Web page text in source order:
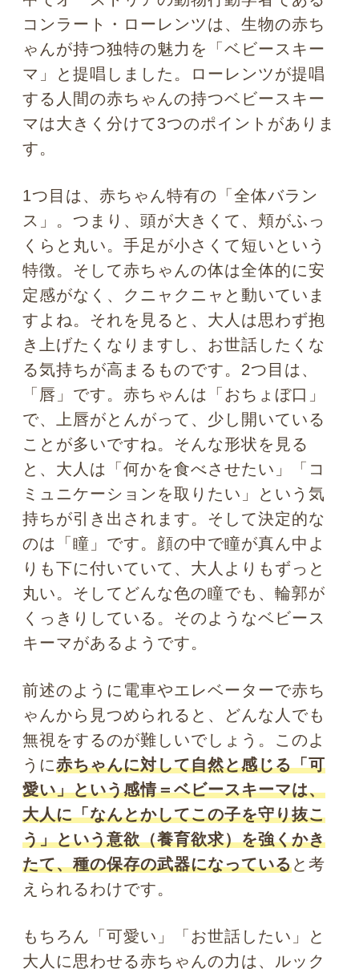
持ちが引き出されます。そして決定的な
のは「瞳」です。顔の中で瞳が真ん中よ
りも下に付いていて、大人よりもずっと
丸い。そしてどんな色の瞳でも、輪郭が
くっきりしている。そのようなベビース
キーマがあるようです。
前述のように電車やエレベーターで赤ち
無視をするのが難しいでしょう。このよ
赤ちゃんに対して自然と感じる「可
愛い」という感情＝ベビースキーマは、
大人に「なんとかしてこの子を守り抜こ
う」という意欲（養育欲求）を強くかき
たて、種の保存の武器になっている と考
えられるわけです。
もちろん「可愛い」「お世話したい」と
大人に思わせる赤ちゃんの力は、ルック
スにのみによるものではありません。赤
ちゃんは非常に社交的です。よく泣き、
急に笑います。また手足をバタバタした
り、力強く動いたりするなど、大人に対
して「ねえ、こっちを向いて！」という
シグナルを絶えず送り続けています。私
たちはそのような赤ちゃんのアクティブ
な社交性に戸惑いながらも、なんとかコ
ミュニケーションを取りたいというモチ
ベーションを抱くようになるものです。
メイクを上手に使えば、愛され顔に
変身できる!?
このベビースキーマの特徴は、ぬいぐる
みやゆるキャラ、アニメキャラクターの
デザインにも幅広く活かされています。
他者(ファン)に「仲良くなりたい(接近欲
求)」「守りたい(養育欲求)」という気持
ちを与えるには、デザインや動き方でお
手本になるところが多いわけです。
大人でも、自分自身を「この人と仲良く
なりたい」「面倒を見てあげたい」と他
者から思われるようなルックスに近づけ